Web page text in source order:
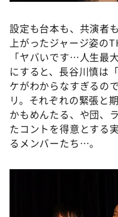
設定も台本も、共演者
上がったジャージ姿の
「ヤバいです…人生最
にすると、長谷川慎は
ケがわからなすぎるの
リ。それぞれの緊張と
かもめんたる、や団、
たコントを得意とする
るメンバーたち…。